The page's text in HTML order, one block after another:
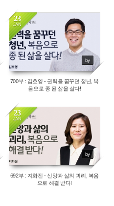
23
JAN
by
1756
700부 : 김호영 - 권력을 꿈꾸던 청년, 복
음으로 종 된 삶을 살다!
23
JAN
by
2233
692부 : 지화진 - 신앙과 삶의 괴리, 복음
으로 해결 받다!